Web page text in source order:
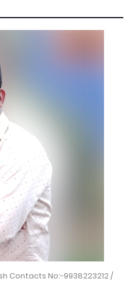
Contacts No:-9938223212 /